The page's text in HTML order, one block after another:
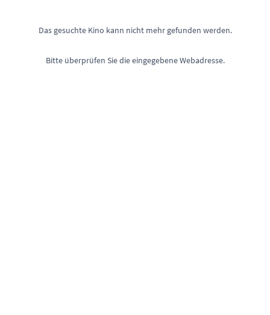
Das gesuchte Kino kann nicht mehr gefunden werden.
Bitte überprüfen Sie die eingegebene Webadresse.